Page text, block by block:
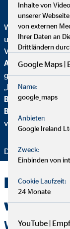
Wir wurden
unser
VonFocus Money
geehrt. Zusätzlich
„ FairCompany“-
Beschäftigung
Danke für Ihr
WIR
Inhalte von
unserer
von externen
Ihrer Daten an
Drittländern
Google Maps |
Name:
google_maps
Anbieter:
Google Ireland
Zweck:
Einbinden von
Cookie Laufzeit:
24 Monate
YouTube |